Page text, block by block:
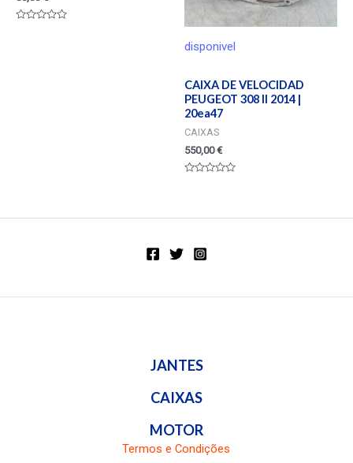
disponivel
CAIXA DE VELOCIDAD
PEUGEOT 308 II 2014 |
20ea47
CAIXAS
550,00€
5
JANTES
CAIXAS
MOTOR
Termos e Condições